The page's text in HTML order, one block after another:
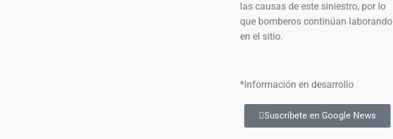
las causas de este siniestro, por lo
que bomberos continúan laborando
en el sitio.
*Información en desarrollo
Suscríbete en Google News